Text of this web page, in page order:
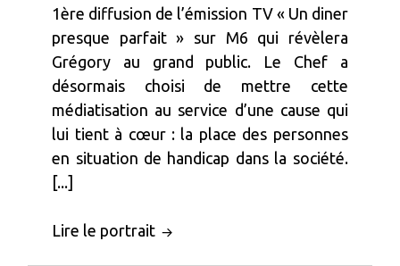
1ère diffusion de l’émission TV « Un diner
presque parfait » sur M6 qui révèlera
Grégory au grand public. Le Chef a
désormais choisi de mettre cette
médiatisation au service d’une cause qui
lui tient à cœur : la place des personnes
en situation de handicap dans la société.
[...]
Lire le portrait